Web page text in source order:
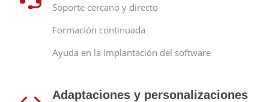
Soporte cercano y directo
Formación continuada
Ayuda en la implantación del software
Adaptaciones y personalizaciones